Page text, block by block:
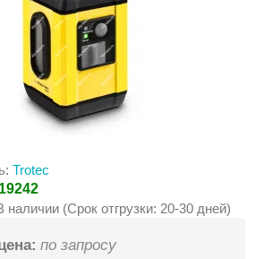
Trotec
19242
наличии (Срок отгрузки: 20-30 дней)
по запросу